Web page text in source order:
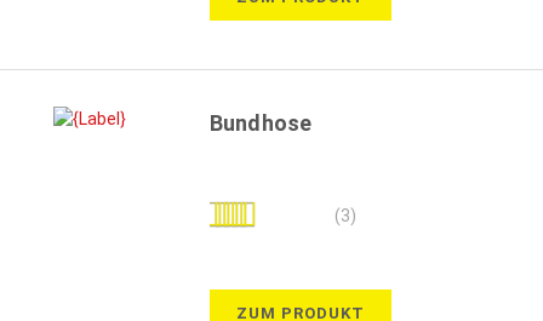
Bundhose
Bewertung: (3)
ZUM PRODUKT